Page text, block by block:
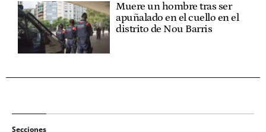
Muere un hombre tras ser
apuñalado en el cuello en el
distrito de Nou Barris
Secciones